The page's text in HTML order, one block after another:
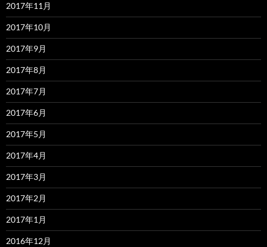
2017年11月
2017年10月
2017年9月
2017年8月
2017年7月
2017年6月
2017年5月
2017年4月
2017年3月
2017年2月
2017年1月
2016年12月